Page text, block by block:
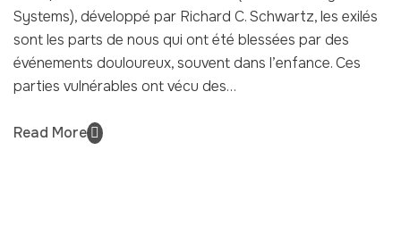
Systems), développé par Richard C. Schwartz, les exilés
sont les parts de nous qui ont été blessées par des
événements douloureux, souvent dans l’enfance. Ces
parties vulnérables ont vécu des…
Read More